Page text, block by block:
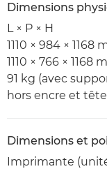
Dimensions
L × P × H
1110 × 984 ×
1110 × 766 × 1168
91 kg (avec
hors encre et
Dimensions et
Imprimante